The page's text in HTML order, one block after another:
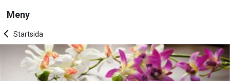
Meny
Startsida